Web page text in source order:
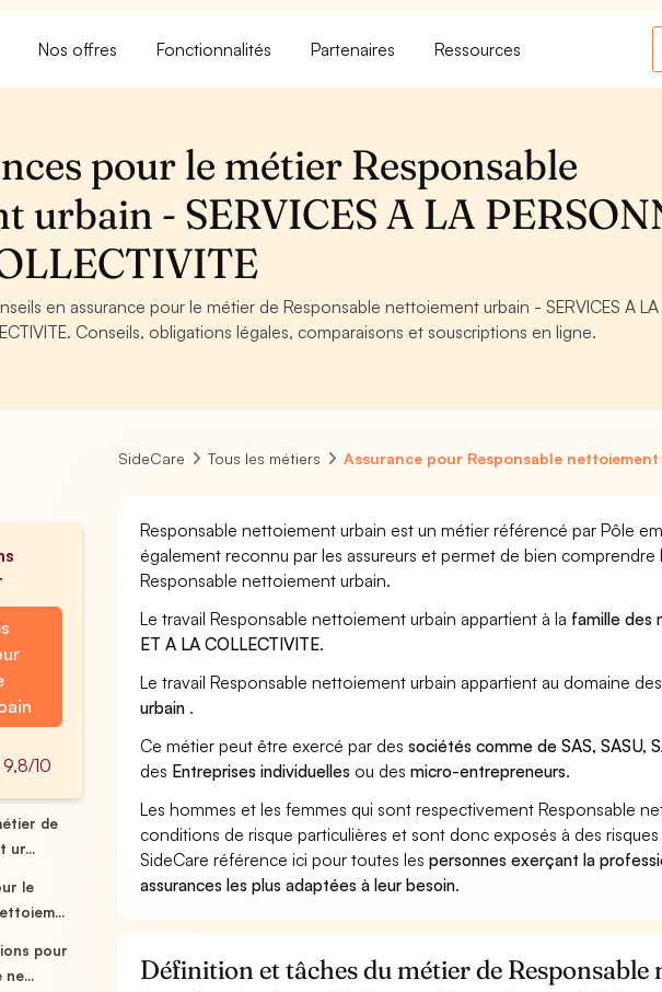
Nos offres Fonctionnalités Partenaires Ressources
pour le métier Responsable
urbain - SERVICES A LA
en assurance pour le métier de Responsable nettoiement urbain - SERVICES A LA
Conseils, obligations légales, comparaisons et souscriptions en ligne.
9,8/10
de
ur...
le
pour
ne...
SideCare Tous les métiers Assurance pour Responsable
Responsable nettoiement urbain est un métier référencé par Pôle
également reconnu par les assureurs et permet de bien
Responsable nettoiement urbain.
Le travail Responsable nettoiement urbain appartient à la famille des
ET A LA COLLECTIVITE.
Le travail Responsable nettoiement urbain appartient au domaine
urbain .
Ce métier peut être exercé par dessociétés comme de SAS, SASU,
des Entreprises individuelles ou desmicro-entrepreneurs.
Les hommes et les femmes qui sont respectivement Responsable
conditions de risque particulières et sont donc exposés à des
SideCare référence ici pour toutes lespersonnes exerçant la
assurances les plus adaptées à leur besoin.
Définition et tâches du métier de